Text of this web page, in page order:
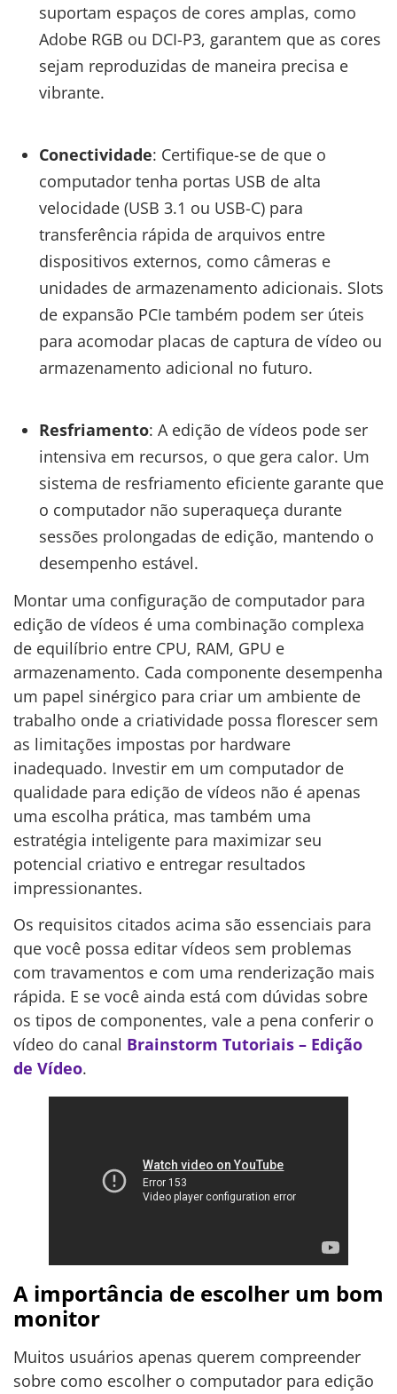
suportam espaços de cores amplas, como
Adobe RGB ou DCI-P3, garantem que as cores
sejam reproduzidas de maneira precisa e
vibrante.
Conectividade: Certifique-se de que o
computador tenha portas USB de alta
velocidade (USB 3.1 ou USB-C) para
transferência rápida de arquivos entre
dispositivos externos, como câmeras e
unidades de armazenamento adicionais. Slots
de expansão PCIe também podem ser úteis
para acomodar placas de captura de vídeo ou
armazenamento adicional no futuro.
Resfriamento: A edição de vídeos pode ser
intensiva em recursos, o que gera calor. Um
sistema de resfriamento eficiente garante que
o computador não superaqueça durante
sessões prolongadas de edição, mantendo o
desempenho estável.
Montar uma configuração de computador para
edição de vídeos é uma combinação complexa
de equilíbrio entre CPU, RAM, GPU e
armazenamento. Cada componente desempenha
um papel sinérgico para criar um ambiente de
trabalho onde a criatividade possa florescer sem
as limitações impostas por hardware
inadequado. Investir em um computador de
qualidade para edição de vídeos não é apenas
uma escolha prática, mas também uma
estratégia inteligente para maximizar seu
potencial criativo e entregar resultados
impressionantes.
Os requisitos citados acima são essenciais para
que você possa editar vídeos sem problemas
com travamentos e com uma renderização mais
rápida. E se você ainda está com dúvidas sobre
os tipos de componentes, vale a pena conferir o
vídeo do canal Brainstorm Tutoriais – Edição
de Vídeo.
A importância de escolher um bom
monitor
Muitos usuários apenas querem compreender
sobre como escolher o computador para edição